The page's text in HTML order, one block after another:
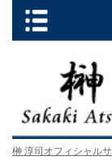
榊 淳司オフィシャルサ